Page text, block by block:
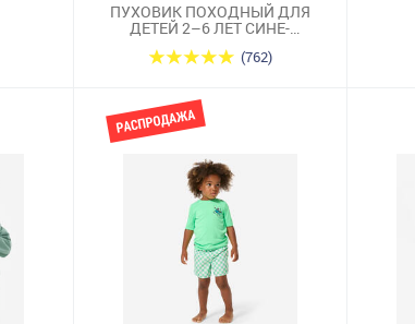
ПУХОВИК ПОХОДНЫЙ ДЛЯ
ДЕТЕЙ 2–6 ЛЕТ СИНЕ-
БОРДОВЫЙ
(762)